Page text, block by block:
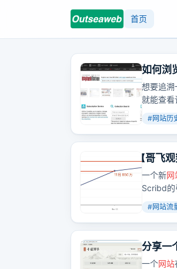
首页
如何浏
想要追溯
就能查看
#网站历
【哥飞
一个新网
Scribd的
#网站流
分享一
一个网站